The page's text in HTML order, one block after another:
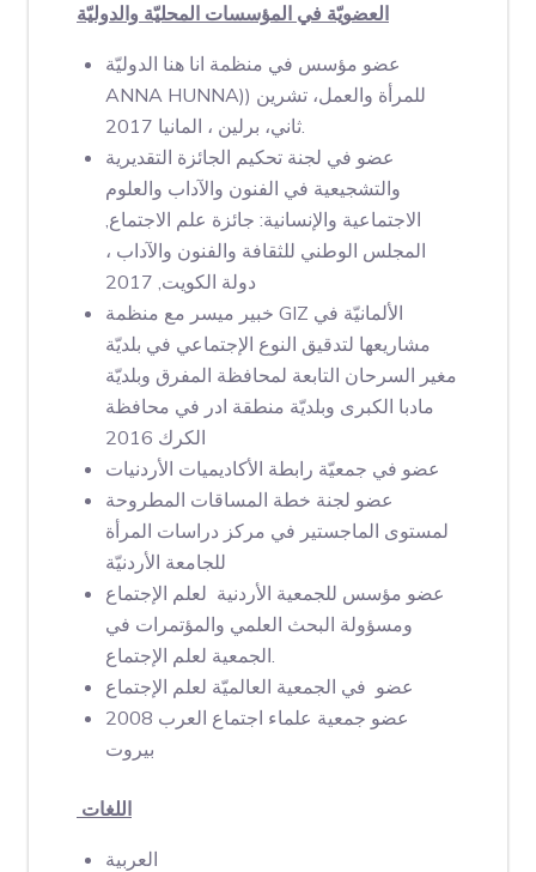
العضويّة في المؤسسات المحليّة والدوليّة
عضو مؤسس في منظمة انا هنا الدوليّة
ANNA HUNNA)) للمرأة والعمل، تشرين
ثاني، برلين ، المانيا 2017.
عضو في لجنة تحكيم الجائزة التقديرية
والتشجيعية في الفنون والآداب والعلوم
الاجتماعية والإنسانية: جائزة علم الاجتماع,
المجلس الوطني للثقافة والفنون والآداب ،
دولة الكويت, 2017
خبير ميسر مع منظمة GIZ الألمانيّة في
مشاريعها لتدقيق النوع الإجتماعي في بلديّة
مغير السرحان التابعة لمحافظة المفرق وبلديّة
مادبا الكبرى وبلديّة منطقة ادر في محافظة
الكرك 2016
عضو في جمعيّة رابطة الأكاديميات الأردنيات
عضو لجنة خطة المساقات المطروحة
لمستوى الماجستير في مركز دراسات المرأة
للجامعة الأردنيّة
عضو مؤسس للجمعية الأردنية لعلم الإجتماع
ومسؤولة البحث العلمي والمؤتمرات في
الجمعية لعلم الإجتماع.
عضو في الجمعية العالميّة لعلم الإجتماع
عضو جمعية علماء اجتماع العرب 2008
بيروت
اللغات
العربية